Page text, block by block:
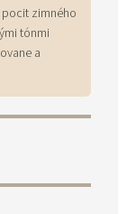
pocit zimného
tónmi
a